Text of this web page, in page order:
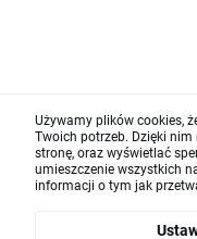
Używamy plików cookies,
Twoich potrzeb. Dzięki
stronę, oraz wyświetlać
umieszczenie wszystkich
informacji o tym jak